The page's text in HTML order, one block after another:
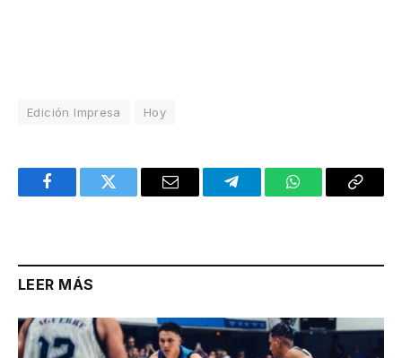
Edición Impresa Hoy
FacebookTwitter Email TelegramWhatsAppCopy
LEER MÁS